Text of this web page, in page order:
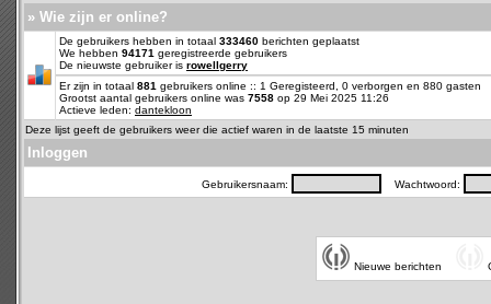
» Wie zijn er online?
De gebruikers hebben in totaal 333460 berichten geplaatst
We hebben 94171 geregistreerde gebruikers
De nieuwste gebruiker is rowellgerry
Er zijn in totaal 881 gebruikers online :: 1 Geregisteerd, 0 verborgen en 880
Grootst aantal gebruikers online was 7558 op 29 Mei 2025 11:26
Actieve leden: dantekloon
Deze lijst geeft de gebruikers weer die actief waren in de laatste 15 minuten
Inloggen
Gebruikersnaam: Wachtwoord:
Nieuwe berichten